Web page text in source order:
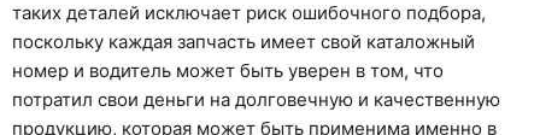
таких деталей исключает риск ошибочного подбора,
поскольку каждая запчасть имеет свой каталожный
номер и водитель может быть уверен в том, что
потратил свои деньги на долговечную и качественную
продукцию, которая может быть применима именно в